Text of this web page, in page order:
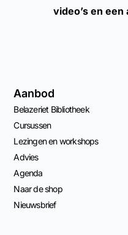
video’s en
Aanbod
Belazeriet Bibliotheek
Cursussen
Lezingen en workshops
Advies
Agenda
Naar de shop
Nieuwsbrief